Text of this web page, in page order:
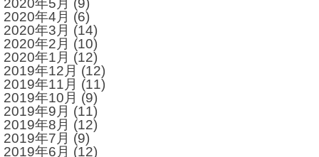
2020年5月 (9)
2020年4月 (6)
2020年3月 (14)
2020年2月 (10)
2020年1月 (12)
2019年12月 (12)
2019年11月 (11)
2019年10月 (9)
2019年9月 (11)
2019年8月 (12)
2019年7月 (9)
2019年6月 (12)